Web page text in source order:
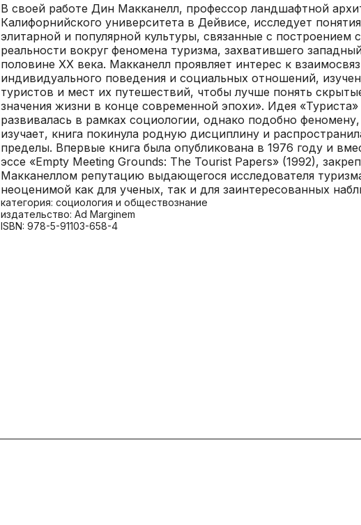
В своей работе Дин Макканелл, профессор ландшафтной
Калифорнийского университета в Дейвисе, исследует
элитарной и популярной культуры, связанные с построением
реальности вокруг феномена туризма, захватившего
половине XX века. Макканелл проявляет интерес к
индивидуального поведения и социальных отношений,
туристов и мест их путешествий, чтобы лучше понять
значения жизни в конце современной эпохи». Идея
развивалась в рамках социологии, однако подобно
изучает, книга покинула родную дисциплину и
пределы. Впервые книга была опубликована в 1976 году и
эссе «Empty Meeting Grounds: The Tourist Papers» (1992),
Макканеллом репутацию выдающегося исследователя
неоценимой как для ученых, так и для заинтересованных
категория: социология и обществознание
издательство: Ad Marginem
ISBN: 978-5-91103-658-4